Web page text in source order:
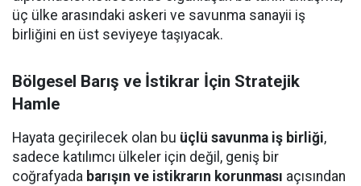
üç ülke arasındaki askeri ve savunma sanayii iş
birliğini en üst seviyeye taşıyacak.
Bölgesel Barış ve İstikrar İçin Stratejik
Hamle
Hayata geçirilecek olan bu üçlü savunma iş birliği,
sadece katılımcı ülkeler için değil, geniş bir
coğrafyada barışın ve istikrarın korunması açısından